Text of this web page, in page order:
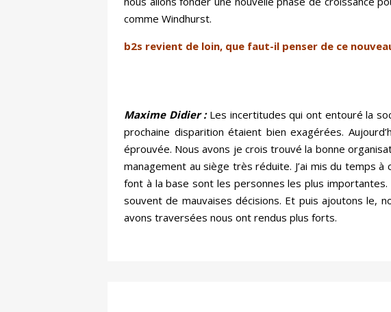
comme Windhurst.
b2s revient de loin, que faut-il penser de ce
Maxime Didier :Les incertitudes qui ont entouré la
prochaine disparition étaient bien exagérées.
éprouvée. Nous avons je crois trouvé la bonne
management au siège très réduite. J’ai mis du temps
font à la base sont les personnes les plus
souvent de mauvaises décisions. Et puis ajoutons le,
avons traversées nous ont rendus plus forts.